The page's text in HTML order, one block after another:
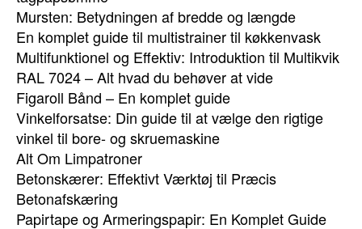
Mursten: Betydningen af bredde og længde
En komplet guide til multistrainer til køkkenvask
Multifunktionel og Effektiv: Introduktion til Multikvik
RAL 7024 – Alt hvad du behøver at vide
Figaroll Bånd – En komplet guide
Vinkelforsatse: Din guide til at vælge den rigtige
vinkel til bore- og skruemaskine
Alt Om Limpatroner
Betonskærer: Effektivt Værktøj til Præcis
Betonafskæring
Papirtape og Armeringspapir: En Komplet Guide